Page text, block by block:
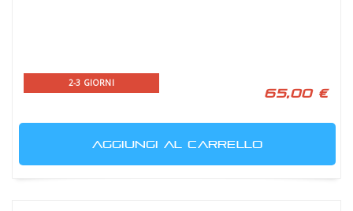
2-3 GIORNI
65,00 €
AGGIUNGI AL CARRELLO